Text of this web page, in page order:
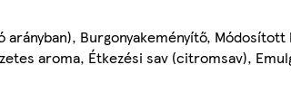
Burgonyakeményítő,
aroma, Étkezési sav (citromsav),